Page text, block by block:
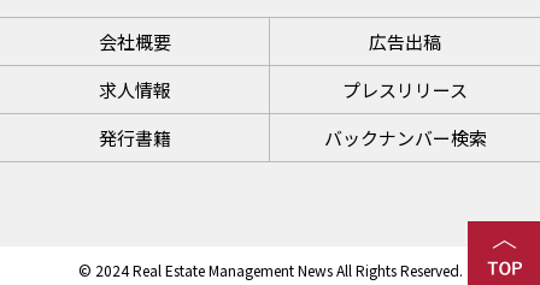
会社概要
広告出稿
求人情報
プレスリリース
発行書籍
バックナンバー検索
© 2024 Real Estate Management News All Rights Reserved.